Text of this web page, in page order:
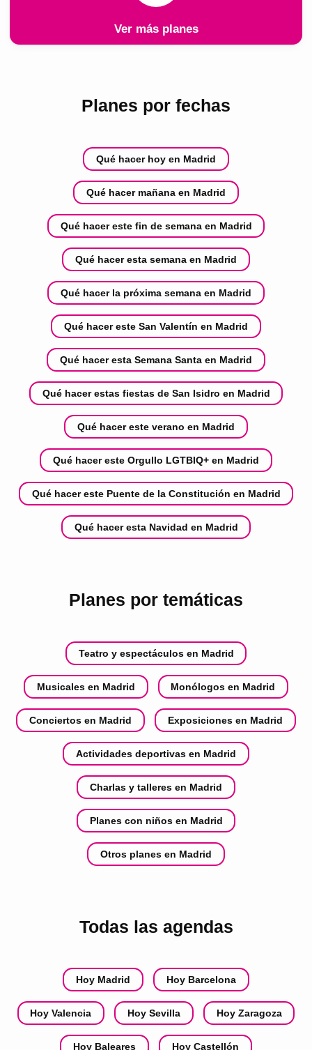
Ver más planes
Planes por fechas
Qué hacer hoy en Madrid
Qué hacer mañana en Madrid
Qué hacer este fin de semana en Madrid
Qué hacer esta semana en Madrid
Qué hacer la próxima semana en Madrid
Qué hacer este San Valentín en Madrid
Qué hacer esta Semana Santa en Madrid
Qué hacer estas fiestas de San Isidro en Madrid
Qué hacer este verano en Madrid
Qué hacer este Orgullo LGTBIQ+ en Madrid
Qué hacer este Puente de la Constitución en Madrid
Qué hacer esta Navidad en Madrid
Planes por temáticas
Teatro y espectáculos en Madrid
Musicales en Madrid Monólogos en Madrid
Conciertos en Madrid Exposiciones en Madrid
Actividades deportivas en Madrid
Charlas y talleres en Madrid
Planes con niños en Madrid
Otros planes en Madrid
Todas las agendas
Hoy Madrid Hoy Barcelona
Hoy Valencia Hoy Sevilla Hoy Zaragoza
Hoy Baleares Hoy Castellón